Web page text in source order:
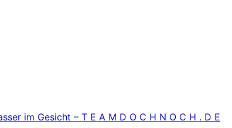
im Gesicht – T E A M D O C H N O C H . D E